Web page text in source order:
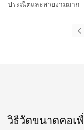
ประณีตและสวยงามมาก
วิธีวัดขนาดคอเ